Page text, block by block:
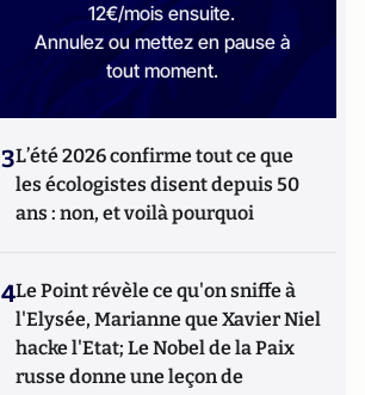
12€/mois ensuite.
Annulez ou mettez en pause à
tout moment.
3L’été 2026 confirme tout ce que
les écologistes disent depuis 50
ans : non, et voilà pourquoi
4Le Point révèle ce qu'on sniffe à
l'Elysée, Marianne que Xavier Niel
hacke l'Etat; Le Nobel de la Paix
russe donne une leçon de